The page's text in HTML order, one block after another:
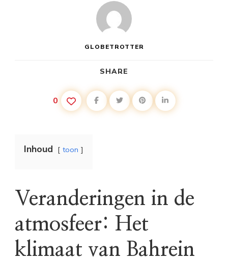
GLOBETROTTER
SHARE
0
Inhoud toon
Veranderingen in de
atmosfeer: Het
klimaat van Bahrein